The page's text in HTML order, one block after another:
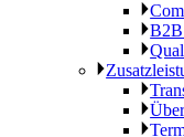
B2B